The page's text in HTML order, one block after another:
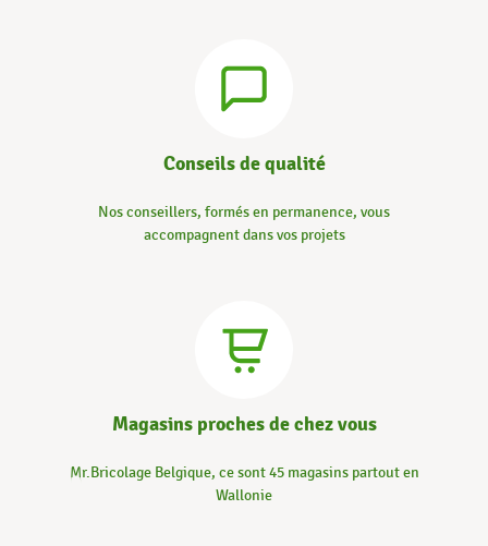
Conseils de qualité
Nos conseillers, formés en permanence, vous
accompagnent dans vos projets
Magasins proches de chez vous
Mr.Bricolage Belgique, ce sont 45 magasins partout en
Wallonie